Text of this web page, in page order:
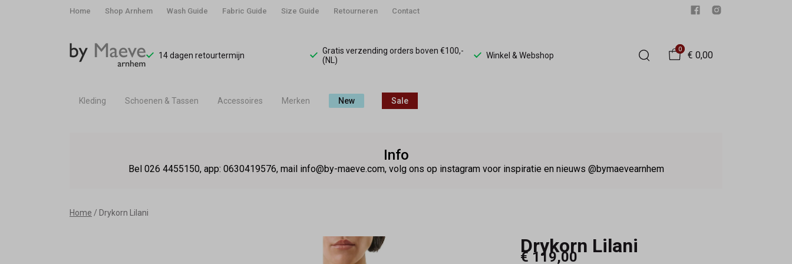
Home Shop Arnhem Wash Guide Fabric Guide Size Guide Retourneren Contact
14 dagen retourtermijn
Gratis verzending orders boven €100,-
(NL)
Winkel & Webshop
0
€ 0,00
Kleding Schoenen & Tassen Accessoires Merken New Sale
Info
Bel 026 4455150, app: 0630419576, mail info@by-maeve.com, volg ons op instagram voor inspiratie en nieuws @bymaevearnhem
Home Drykorn Lilani
Drykorn Lilani
€ 119,00